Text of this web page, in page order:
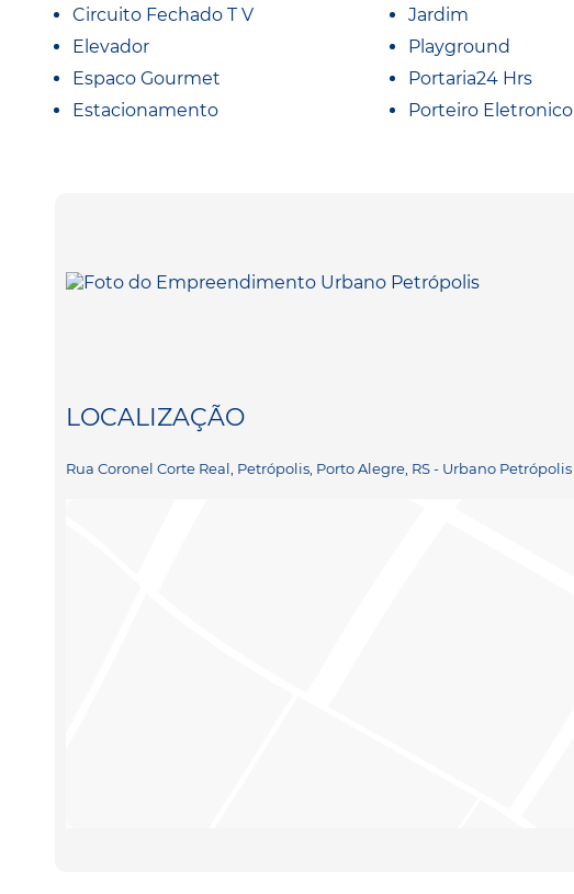
Circuito Fechado T V
Elevador
Espaco Gourmet
Estacionamento
Jardim
Playground
Portaria24 Hrs
Porteiro Eletronico
LOCALIZAÇÃO
Rua Coronel Corte Real, Petrópolis, Porto Alegre, RS - Urbano Petrópolis